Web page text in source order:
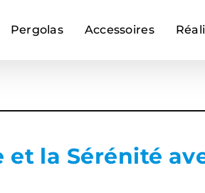
Pergolas Accessoires
et la Sérénité